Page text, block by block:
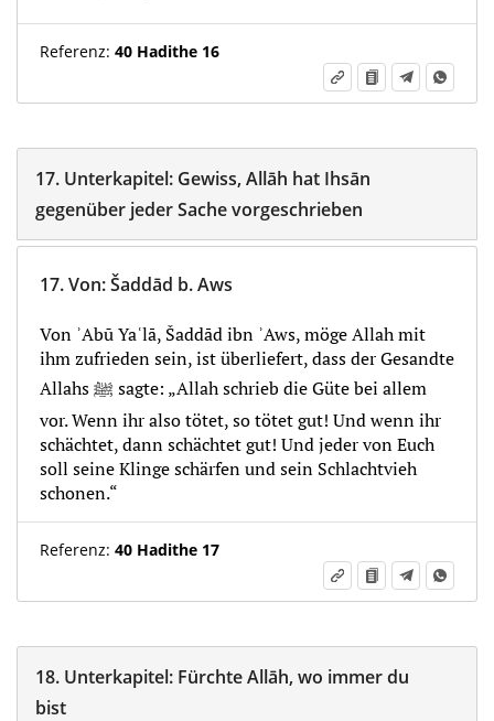
Referenz: 40 Hadithe 16
17. Unterkapitel: Gewiss, Allāh hat Ihsān
gegenüber jeder Sache vorgeschrieben
17.Von:Šaddād b. Aws
Von ʾAbū Yaʿlā, Šaddād ibn ʾAws, möge Allah mit
ihm zufrieden sein, ist überliefert, dass der Gesandte
Allahs ﷺ sagte: „Allah schrieb die Güte bei allem
vor. Wenn ihr also tötet, so tötet gut! Und wenn ihr
schächtet, dann schächtet gut! Und jeder von Euch
soll seine Klinge schärfen und sein Schlachtvieh
schonen.“
Referenz: 40 Hadithe 17
18. Unterkapitel: Fürchte Allāh, wo immer du
bist